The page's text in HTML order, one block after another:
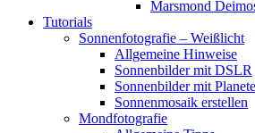
Marsmond
Tutorials
Sonnenfotografie – Weißlicht
Allgemeine Hinweise
Sonnenbilder mit DSLR
Sonnenbilder mit
Sonnenmosaik erstellen
Mondfotografie